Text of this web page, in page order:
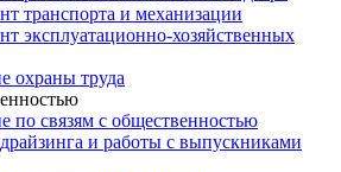
транспорта и механизации
эксплуатационно-хозяйственных
охраны труда
по связям с общественностью
и работы с выпускниками